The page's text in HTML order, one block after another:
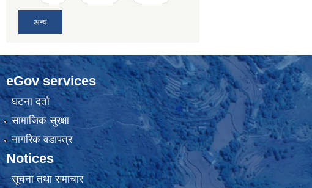
अन्य
eGov services
घटना दर्ता
सामाजिक सुरक्षा
नागरिक वडापत्र
Notices
सूचना तथा समाचार